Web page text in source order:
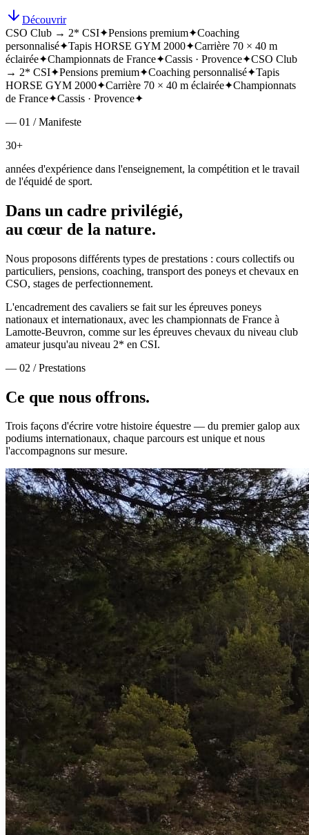
Découvrir
CSO Club → 2* CSI✦Pensions premium✦Coaching
personnalisé✦Tapis HORSE GYM 2000✦Carrière 70 × 40 m
éclairée✦Championnats de France✦Cassis · Provence✦CSO Club
→ 2* CSI✦Pensions premium✦Coaching personnalisé✦Tapis
HORSE GYM 2000✦Carrière 70 × 40 m éclairée✦Championnats
de France✦Cassis · Provence✦
— 01 / Manifeste
30+
années d'expérience dans l'enseignement, la compétition et le travail
de l'équidé de sport.
Dans un cadre privilégié,
au cœur de la nature.
Nous proposons différents types de prestations : cours collectifs ou
particuliers, pensions, coaching, transport des poneys et chevaux en
CSO, stages de perfectionnement.
L'encadrement des cavaliers se fait sur les épreuves poneys
nationaux et internationaux, avec les championnats de France à
Lamotte-Beuvron, comme sur les épreuves chevaux du niveau club
amateur jusqu'au niveau 2* en CSI.
— 02 / Prestations
Ce que nous offrons.
Trois façons d'écrire votre histoire équestre — du premier galop aux
podiums internationaux, chaque parcours est unique et nous
l'accompagnons sur mesure.